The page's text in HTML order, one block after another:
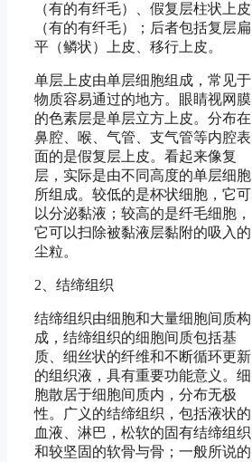
（有的有纤毛）、假复层柱状上皮
（有的有纤毛）；后者包括复层扁
平（鳞状）上皮、移行上皮。
单层上皮由单层细胞组成，常见于
物质容易通过的地方。眼睛视网膜
的色素层是单层立方上皮。分布在
鼻腔、喉、气管、支气管等内腔表
面的是假复层上皮。看起来像复
层，实际是由不同高度的单层细胞
所组成。较低的是杯状细胞，它可
以分泌黏液；较高的是纤毛细胞，
它可以扫除被黏液层黏附的吸入的
尘粒。
2、结缔组织
结缔组织由细胞和大量细胞间质构
成，结缔组织的细胞间质包括基
质、细丝状的纤维和不断循环更新
的组织液，具有重要功能意义。细
胞散居于细胞间质内，分布无极
性。广义的结缔组织，包括液状的
血液、淋巴，松软的固有结缔组织
和较坚固的软骨与骨；一般所说的